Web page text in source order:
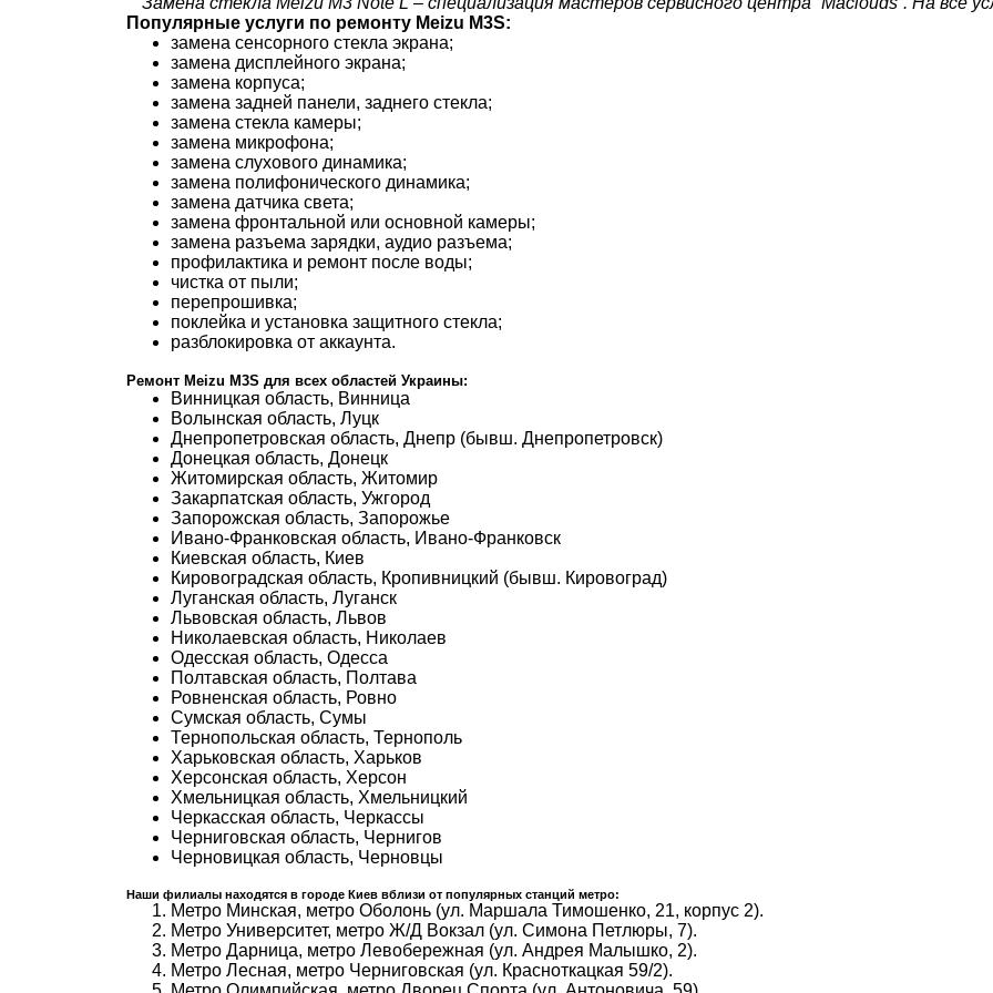
Популярные услуги по ремонту Meizu M3S:
замена сенсорного стекла экрана;
замена дисплейного экрана;
замена корпуса;
замена задней панели, заднего стекла;
замена стекла камеры;
замена микрофона;
замена слухового динамика;
замена полифонического динамика;
замена датчика света;
замена фронтальной или основной камеры;
замена разъема зарядки, аудио разъема;
профилактика и ремонт после воды;
чистка от пыли;
перепрошивка;
поклейка и установка защитного стекла;
разблокировка от аккаунта.
Ремонт Meizu M3S для всех областей Украины:
Винницкая область, Винница
Волынская область, Луцк
Днепропетровская область, Днепр (бывш. Днепропетровск)
Донецкая область, Донецк
Житомирская область, Житомир
Закарпатская область, Ужгород
Запорожская область, Запорожье
Ивано-Франковская область, Ивано-Франковск
Киевская область, Киев
Кировоградская область, Кропивницкий (бывш. Кировоград)
Луганская область, Луганск
Львовская область, Львов
Николаевская область, Николаев
Одесская область, Одесса
Полтавская область, Полтава
Ровненская область, Ровно
Сумская область, Сумы
Тернопольская область, Тернополь
Харьковская область, Харьков
Херсонская область, Херсон
Хмельницкая область, Хмельницкий
Черкасская область, Черкассы
Черниговская область, Чернигов
Черновицкая область, Черновцы
Наши филиалы находятся в городе Киев вблизи от популярных станций метро:
Метро Минская, метро Оболонь (ул. Маршала Тимошенко, 21, корпус 2).
Метро Университет, метро Ж/Д Вокзал (ул. Симона Петлюры, 7).
Метро Дарница, метро Левобережная (ул. Андрея Малышко, 2).
Метро Лесная, метро Черниговская (ул. Красноткацкая 59/2).